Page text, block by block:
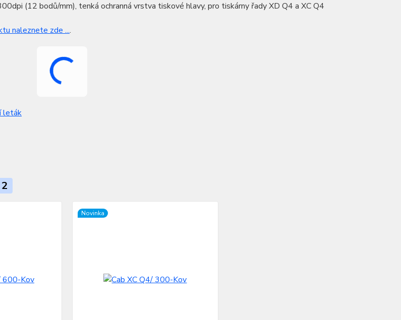
(12 bodů/mm), tenká ochranná vrstva tiskové hlavy, pro tiskárny řady XD Q4 a XC Q4
naleznete zde ....
leták
2
Novinka